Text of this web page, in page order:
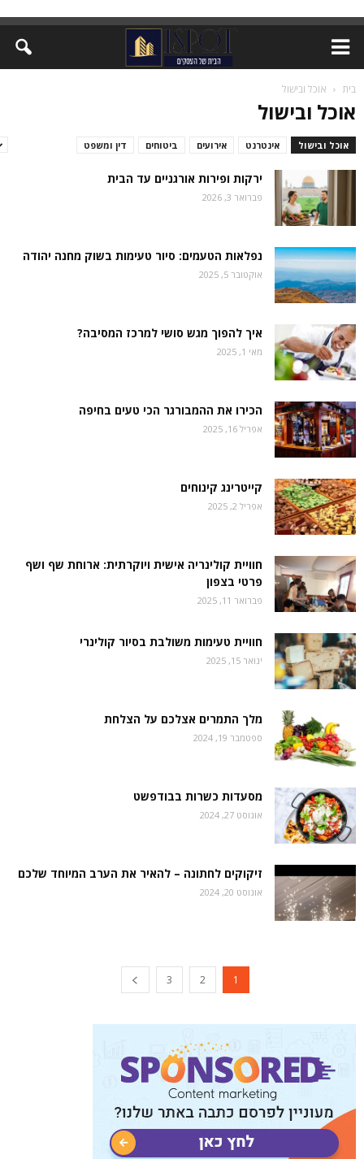
בית אוכל ובישול
אוכל ובישול
אוכל ובישול אינטרנט אירועים ביטוחים
דין ומשפט
ירקות ופירות אורגניים עד הבית
פברואר 3, 2026
נפלאות הטעמים: סיור טעימות בשוק מחנה יהודה
אוקטובר 5, 2025
איך להפוך מגש סושי למרכז המסיבה?
מאי 1, 2025
הכירו את ההמבורגר הכי טעים בחיפה
אפריל 16, 2025
קייטרינג קינוחים
אפריל 2, 2025
חוויית קולינריה אישית ויוקרתית: ארוחת שף ושף
פרטי בצפון
פברואר 11, 2025
חוויית טעימות משולבת בסיור קולינרי
ינואר 15, 2025
מלך התמרים אצלכם על הצלחת
ספטמבר 19, 2024
מסעדות כשרות בבודפשט
אוגוסט 27, 2024
זיקוקים לחתונה – להאיר את הערב המיוחד שלכם
אוגוסט 20, 2024
1
2
3